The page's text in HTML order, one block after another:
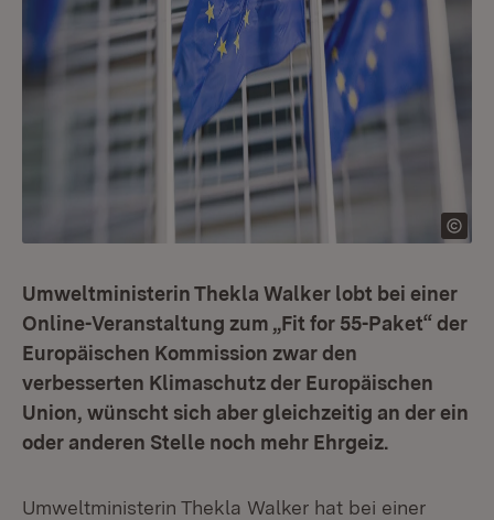
Umweltministerin Thekla Walker lobt bei einer
Online-Veranstaltung zum „Fit for 55-Paket“ der
Europäischen Kommission zwar den
verbesserten Klimaschutz der Europäischen
Union, wünscht sich aber gleichzeitig an der ein
oder anderen Stelle noch mehr Ehrgeiz.
Umweltministerin Thekla Walker hat bei einer